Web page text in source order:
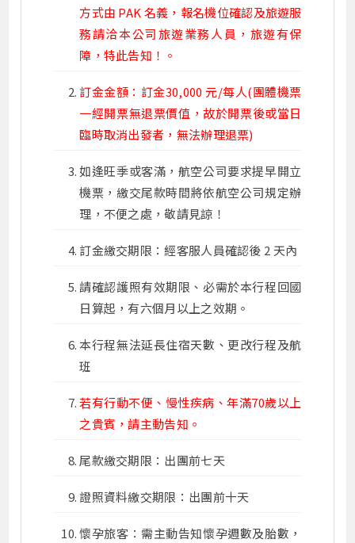
方式由 PAK 名義，報名機位確認及旅遊服
務請洽本公司旅遊業務人員，旅遊有保
障，特此告知！。
訂金金額：訂金30,000 元/每人(團體機票
一經開票無退票價值，故於開票後或當日
臨時取消出發者，無法辦理退票)
如逢旺季或客滿，航空公司要求提早開立
機票，繳交尾款時間將依航空公司規定辦
理，不便之處，敬請見諒！
訂金繳交期限：經客服人員確認後 2 天內
請確認護照有效期限、必需於本行程回國
日算起，有六個月以上之效期。
本行程無法延長住宿天數、更改行程及航
班
若有行動不便、慢性疾病、年滿70歲以上
之貴賓，請主動告知。
尾款繳交期限：出團前七天
證照資料繳交期限：出團前十天
懷孕旅客：需主動告知懷孕週數及胎數，